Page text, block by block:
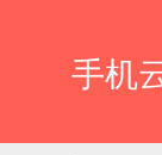
手机